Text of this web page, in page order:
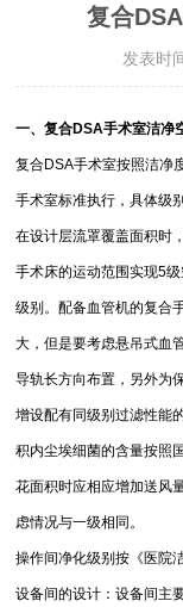
复合
发表时
一、复合DSA手术室洁净
复合DSA手术室按照洁净
手术室标准执行，具体级
在设计层流罩覆盖面积时
手术床的运动范围实现5
级别。配备血管机的复合
大，但是要考虑悬吊式血
导轨长方向布置，另外为
增设配有同级别过滤性能
积内尘埃细菌的含量按照
花面积时应相应增加送风
虑情况与一级相同。
操作间净化级别按《医院
设备间的设计：设备间主